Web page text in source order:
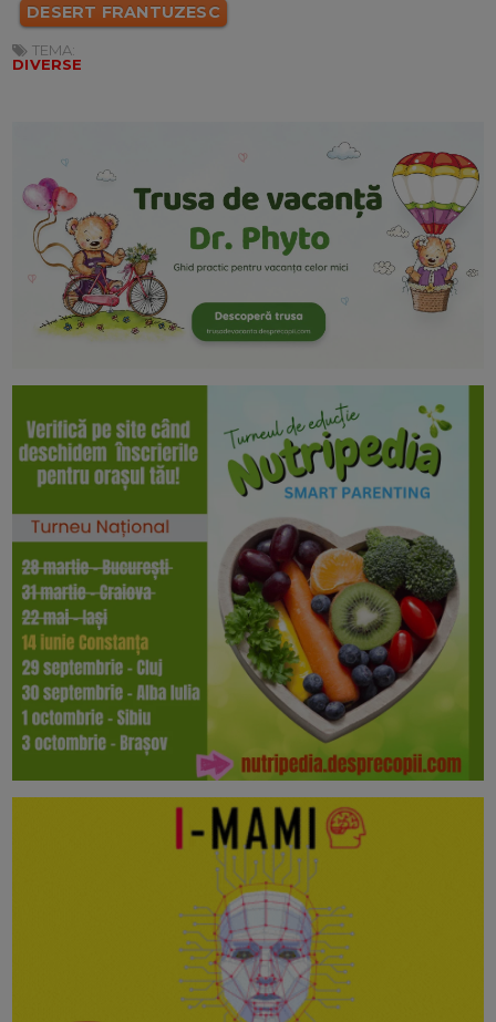
DESERT FRANTUZESC
TEMA:
DIVERSE